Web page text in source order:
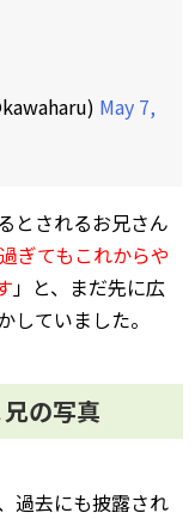
May 7,
とされるお兄さん
ぎてもこれからや
」と、まだ先に広
ていました。
の写真
過去にも披露され